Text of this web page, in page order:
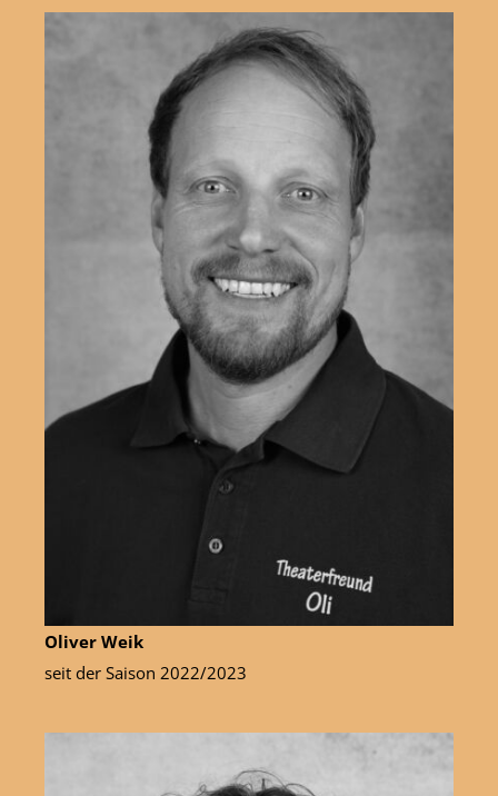
Oliver Weik
seit der Saison 2022/2023